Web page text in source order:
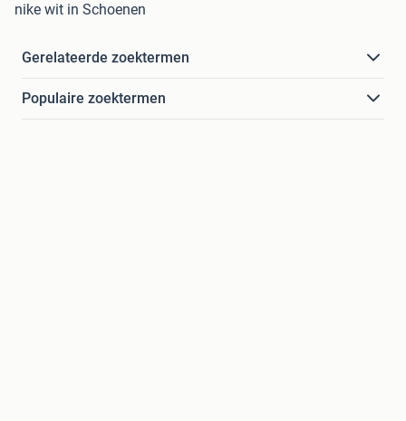
nike wit in Schoenen
Gerelateerde zoektermen
Populaire zoektermen